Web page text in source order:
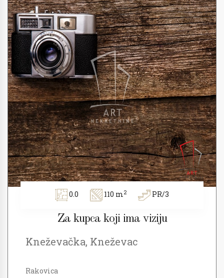
0.0 110 m2 PR/3
Za kupca koji ima viziju
Kneževačka, Kneževac
Rakovica